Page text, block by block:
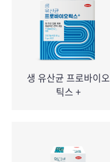
생 유산균 프로바이오
틱스 +